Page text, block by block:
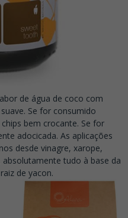
de água de coco com
Se for consumido
bem crocante. Se for
adocicada. As aplicações
desde vinagre, xarope,
absolutamente tudo à base da
raiz de yacon.